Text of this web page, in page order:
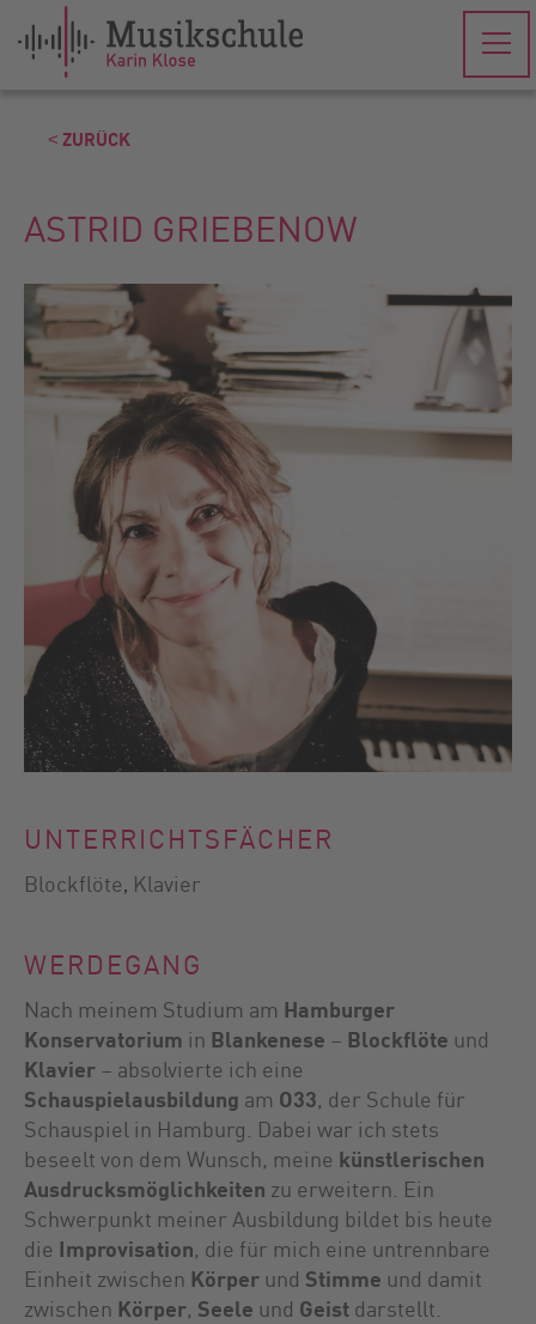
˂ ZURÜCK
ASTRID GRIEBENOW
UNTERRICHTSFÄCHER
Blockflöte, Klavier
WERDEGANG
Nach meinem Studium am Hamburger
Konservatorium in Blankenese – Blockflöte und
Klavier– absolvierte ich eine
Schauspielausbildung am O33, der Schule für
Schauspiel in Hamburg. Dabei war ich stets
beseelt von dem Wunsch, meine künstlerischen
Ausdrucksmöglichkeiten zu erweitern. Ein
Schwerpunkt meiner Ausbildung bildet bis heute
die Improvisation, die für mich eine untrennbare
Einheit zwischen Körperund Stimme und damit
zwischen Körper, Seele und Geistdarstellt.